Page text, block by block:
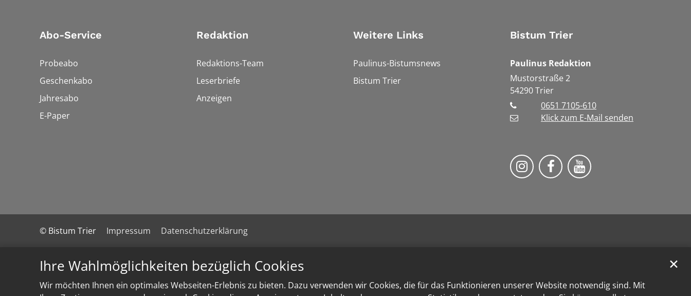
Ihre Wahlmöglichkeiten bezüglich Cookies
Wir möchten Ihnen ein optimales Webseiten-Erlebnis zu bieten. Dazu verwenden wir Cookies, die für das Funktionieren unserer Website notwendig sind. Mit
✕
Abo-Service
Probeabo
Geschenkabo
Jahresabo
E-Paper
Redaktion
Redaktions-Team
Leserbriefe
Anzeigen
Weitere Links
Paulinus-Bistumsnews
Bistum Trier
Bistum Trier
Paulinus Redaktion
Mustorstraße 2
54290Trier
0651 7105-610
Klick zum E-Mail senden
Bistum Trier auf Instragram
Bistum Trier auf Facebook
Bistum Trier auf
© Bistum Trier Impressum Datenschutzerklärung